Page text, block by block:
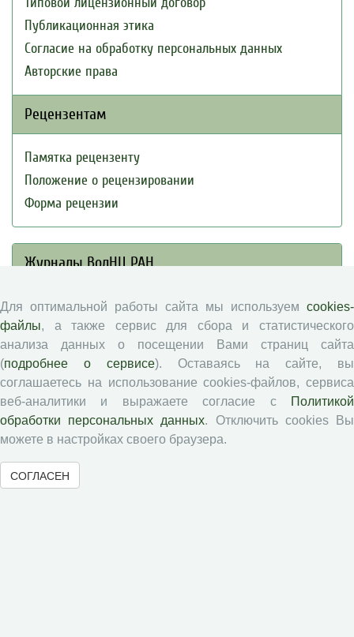
Публикационная этика
Согласие на обработку персональных данных
Авторские права
Рецензентам
Памятка рецензенту
Положение о рецензировании
Форма рецензии
Журналы ВолНЦ РАН
Экономические и социальные перемены
Проблемы развития территории
Вопросы территориального развития
Социальное пространство
АгроЗооТехника
Для оптимальной работы сайта мы используем cookies-
файлы, а также сервис для сбора и статистического
анализа данных о посещении Вами страниц сайта
(подробнее о сервисе). Оставаясь на сайте, вы
соглашаетесь на использование cookies-файлов, сервиса
веб-аналитики и выражаете согласие с
Политикой
обработки персональных данных. Отключить cookies Вы
можете в настройках своего браузера.
СОГЛАСЕН